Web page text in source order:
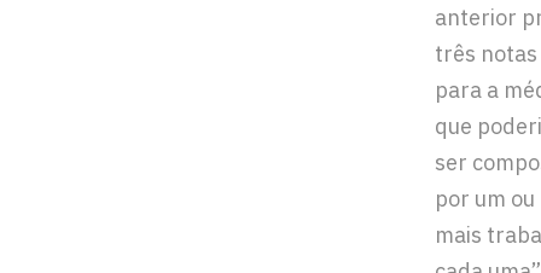
anterior
três notas
para a
que
ser
por um ou
mais